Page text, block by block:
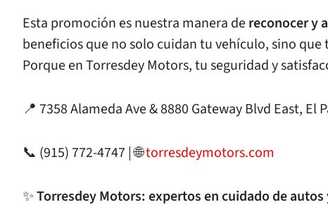
Esta promoción es nuestra manera dereconocer y
beneficios que no solo cuidan tu vehículo, sino
Porque en Torresdey Motors, tu seguridad y
📍 7358 Alameda Ave & 8880 Gateway Blvd East, El
📞 (915) 772-4747 | 🌐torresdeymotors.com
✨Torresdey Motors: expertos en cuidado de